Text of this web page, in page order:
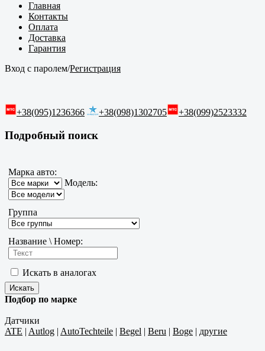
Главная
Контакты
Оплата
Доставка
Гарантия
Вход с паролем/Регистрация
+38(095)1236366 +38(098)1302705 +38(099)2523332
Подробный поиск
Марка авто:
Модель:
Группа
Название \ Номер:
Искать в аналогах
Подбор по марке
Датчики
ATE | Autlog | AutoTechteile | Begel | Beru | Boge | другие